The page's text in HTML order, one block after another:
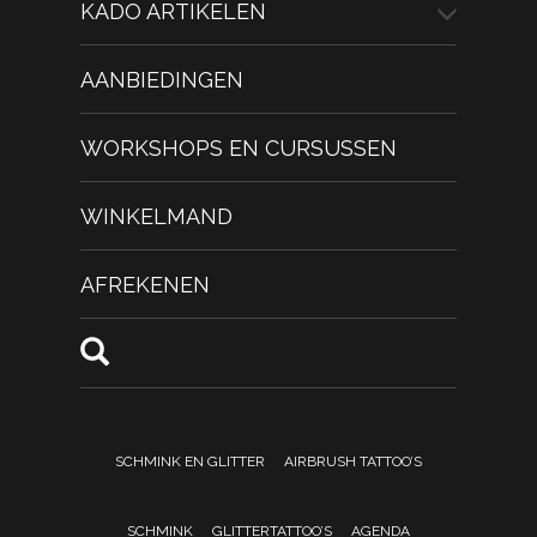
KADO ARTIKELEN
AANBIEDINGEN
WORKSHOPS EN CURSUSSEN
WINKELMAND
AFREKENEN
SCHMINK EN GLITTER AIRBRUSH TATTOO’S
SCHMINK GLITTERTATTOO’S AGENDA